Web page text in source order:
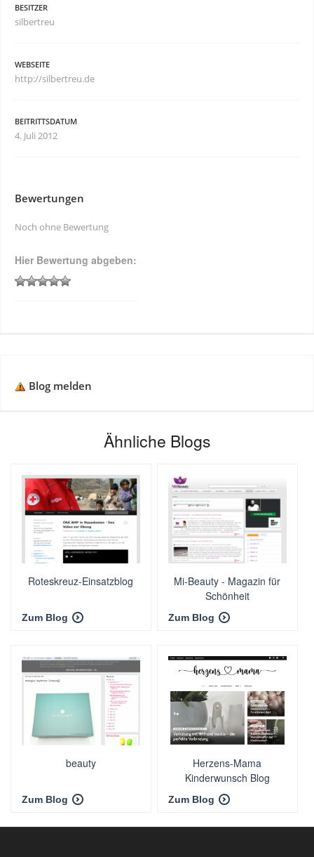
BESITZER
silbertreu
WEBSEITE
http://silbertreu.de
BEITRITTSDATUM
4. Juli 2012
Bewertungen
Noch ohne Bewertung
Hier Bewertung abgeben:
Blog melden
Ähnliche Blogs
Roteskreuz-Einsatzblog
Zum Blog
Mi-Beauty - Magazin für
Schönheit
Zum Blog
beauty
Zum Blog
Herzens-Mama
Kinderwunsch Blog
Zum Blog